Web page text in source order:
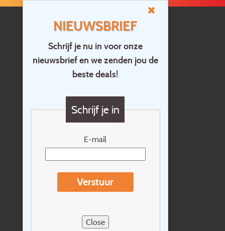
NIEUWSBRIEF
Schrijf je nu in voor onze
nieuwsbrief en we zenden jou de
beste deals!
Schrijf je in
E-mail
Verstuur
Close
Home
Contact
Vragen?
Cadeaubon
Nieuwsbrief
Reisvoorwaarden
Sitemap